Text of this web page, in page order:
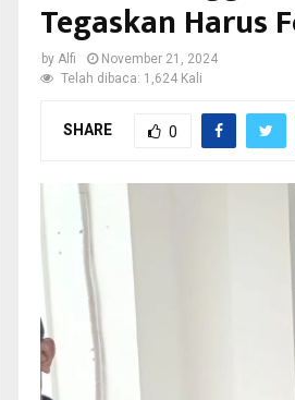
Tegaskan Harus
by Alfi
November 21, 2024
Telah dibaca: 1,624 Kali
SHARE 0